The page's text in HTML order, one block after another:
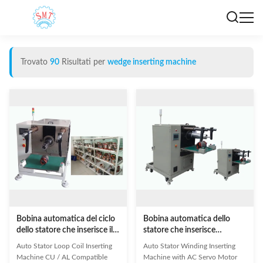
Trovato 90 Risultati per wedge inserting machine
Bobina automatica del ciclo
dello statore che inserisce il
cavo compatibile a macchina
AL/del CU
Auto Stator Loop Coil Inserting
Machine CU / AL Compatible
Bobina automatica dello
statore che inserisce
macchina con il sistema di
azionamento del
Auto Stator Winding Inserting
Machine with AC Servo Motor